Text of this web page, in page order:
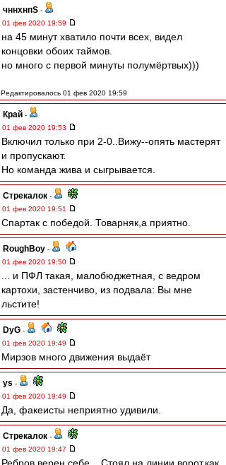
чннхнпS -
01 фев 2020 19:59
на 45 минут хватило почти всех, видел
концовки обоих таймов.
но много с первой минуты полумёртвых)))
Редактировалось 01 фев 2020 19:59
Край -
01 фев 2020 19:53
Включил только при 2-0..Вижу--опять мастерят
и пропускают.
Но команда жива и сыгрывается.
Стрекалок -
01 фев 2020 19:51
Спартак с победой. Товарняк,а приятно.
RoughBoy -
01 фев 2020 19:50
... и ПФЛ такая, малобюджетная, с ведром
картохи, застенчиво, из подвала: Вы мне
льстите!
DyG -
01 фев 2020 19:49
Мирзов много движения выдаёт
ys -
01 фев 2020 19:49
Да, факеисты неприятно удивили.
Стрекалок -
01 фев 2020 19:47